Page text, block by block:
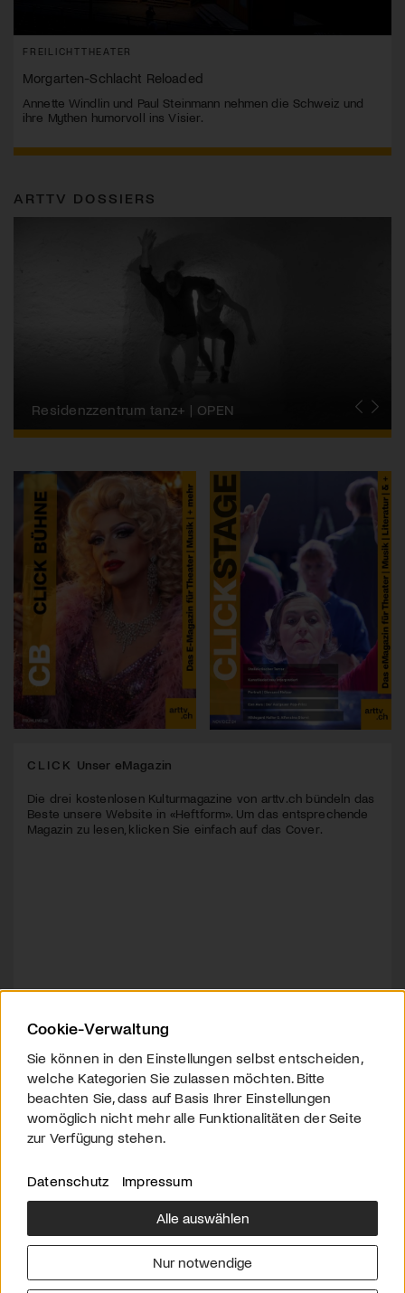
FREILICHTTHEATER
Morgarten-Schlacht Reloaded
Annette Windlin und Paul Steinmann nehmen die Schweiz und
ihre Mythen humorvoll ins Visier.
ARTTV DOSSIERS
Migros-Kulturprozent | Tanzfestival Steps
Residenzzentrum tanz+ | OPEN
Tanzszene Schweiz
CLICK Unser eMagazin
Die drei kostenlosen Kulturmagazine von arttv.ch bündeln das
Beste unsere Website in «Heftform». Um das entsprechende
Magazin zu lesen, klicken Sie einfach auf das Cover.
Über uns
Downloads
Werben
Impressum
Cookie-Verwaltung
Sie können in den Einstellungen selbst entscheiden,
welche Kategorien Sie zulassen möchten. Bitte
beachten Sie, dass auf Basis Ihrer Einstellungen
womöglich nicht mehr alle Funktionalitäten der Seite
zur Verfügung stehen.
Datenschutz Impressum
Alle auswählen
Nur notwendige